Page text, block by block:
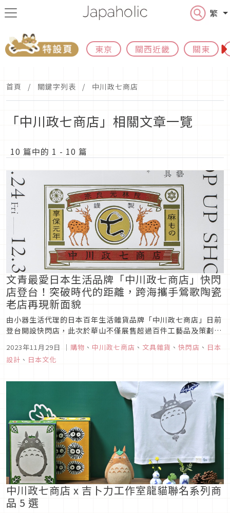
繁
東京 關西近畿 關東
首頁 關鍵字列表 中川政七商店
「中川政七商店」相關文章一覽
10 篇中的 1 - 10 篇
文青最愛日本生活品牌「中川政七商店」快閃
店登台！突破時代的距離，跨海攜手鶯歌陶瓷
老店再現新面貌
由小器生活代理的日本百年生活雜貨品牌「中川政七商店」日前
登台開設快閃店，此次於華山不僅展售超過百件工藝品及策劃體
驗活動，期間更安排中川政七現任社長千石あや與新旺集瓷第四
代負責人許世鋼對談，談論台日工藝產業轉型的心路歷程。中川
政七商店首次海外輔導便獻給新旺集瓷，卻碰上疫情與文化差異
2023年11月29日 ｜ 購物 、 中川政七商店 、 文具雜貨 、 快閃店 、 日本
設計 、 日本文化
中川政七商店 x 吉卜力工作室龍貓聯名系列商
品 5 選